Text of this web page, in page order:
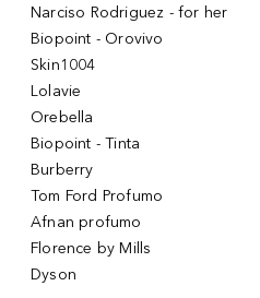
Narciso Rodriguez - for her
Biopoint - Orovivo
Skin1004
Lolavie
Orebella
Biopoint - Tinta
Burberry
Tom Ford Profumo
Afnan profumo
Florence by Mills
Dyson